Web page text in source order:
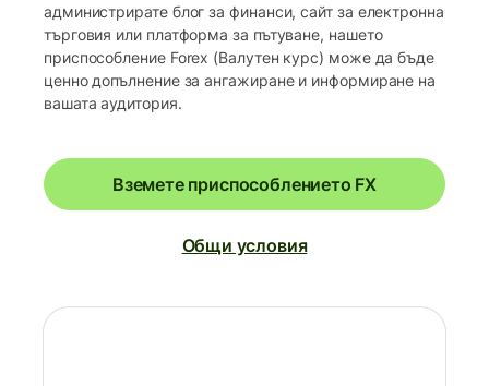
администрирате блог за финанси, сайт за електронна
търговия или платформа за пътуване, нашето
приспособление Forex (Валутен курс) може да бъде
ценно допълнение за ангажиране и информиране на
вашата аудитория.
Вземете приспособлението FX
Общи условия